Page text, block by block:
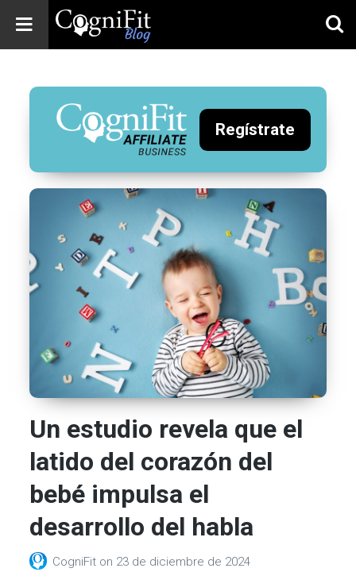
Blog: Brain
Health
News
Brain Training,
Mental Health, and
Wellness
Regístrate
Un estudio revela que el
latido del corazón del
bebé impulsa el
desarrollo del habla
CogniFit on 23 de diciembre de 2024